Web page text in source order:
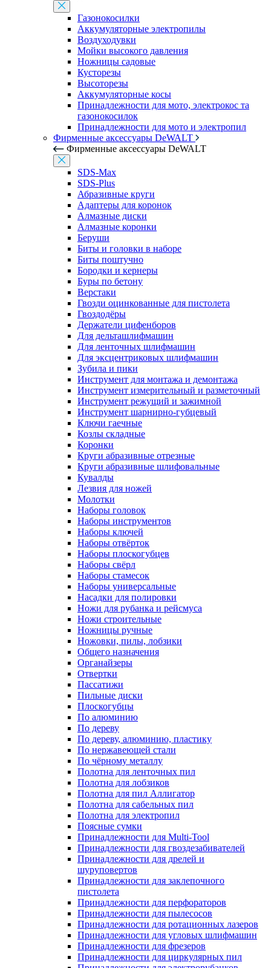
Газонокосилки
Аккумуляторные электропилы
Воздуходувки
Мойки высокого давления
Ножницы садовые
Кусторезы
Высоторезы
Аккумуляторные косы
Принадлежности для мото, электрокос та
газонокосилок
Принадлежности для мото и электропил
Фирменные аксессуары DeWALT
Фирменные аксессуары DeWALT
SDS-Max
SDS-Plus
Абразивные круги
Адаптеры для коронок
Алмазные диски
Алмазные коронки
Беруши
Биты и головки в наборе
Биты поштучно
Бородки и кернеры
Буры по бетону
Верстаки
Гвозди оцинкованные для пистолета
Гвоздодёры
Держатели цифенборов
Для дельташлифмашин
Для ленточных шлифмашин
Для эксцентриковых шлифмашин
Зубила и пики
Инструмент для монтажа и демонтажа
Инструмент измерительный и разметочный
Инструмент режущий и зажимной
Инструмент шарнирно-губцевый
Ключи гаечные
Козлы складные
Коронки
Круги абразивные отрезные
Круги абразивные шлифовальные
Кувалды
Лезвия для ножей
Молотки
Наборы головок
Наборы инструментов
Наборы ключей
Наборы отвёрток
Наборы плоскогубцев
Наборы свёрл
Наборы стамесок
Наборы универсальные
Насадки для полировки
Ножи для рубанка и рейсмуса
Ножи строительные
Ножницы ручные
Ножовки, пилы, лобзики
Общего назначения
Органайзеры
Отвертки
Пассатижи
Пильные диски
Плоскогубцы
По алюминию
По дереву
По дереву, алюминию, пластику
По нержавеющей стали
По чёрному металлу
Полотна для ленточных пил
Полотна для лобзиков
Полотна для пил Аллигатор
Полотна для сабельных пил
Полотна для электропил
Поясные сумки
Принадлежности для Multi-Tool
Принадлежности для гвоздезабивателей
Принадлежности для дрелей и
шуруповертов
Принадлежности для заклепочного
пистолета
Принадлежности для перфораторов
Принадлежности для пылесосов
Принадлежности для ротационных лазеров
Принадлежности для угловых шлифмашин
Принадлежности для фрезеров
Принадлежности для циркулярных пил